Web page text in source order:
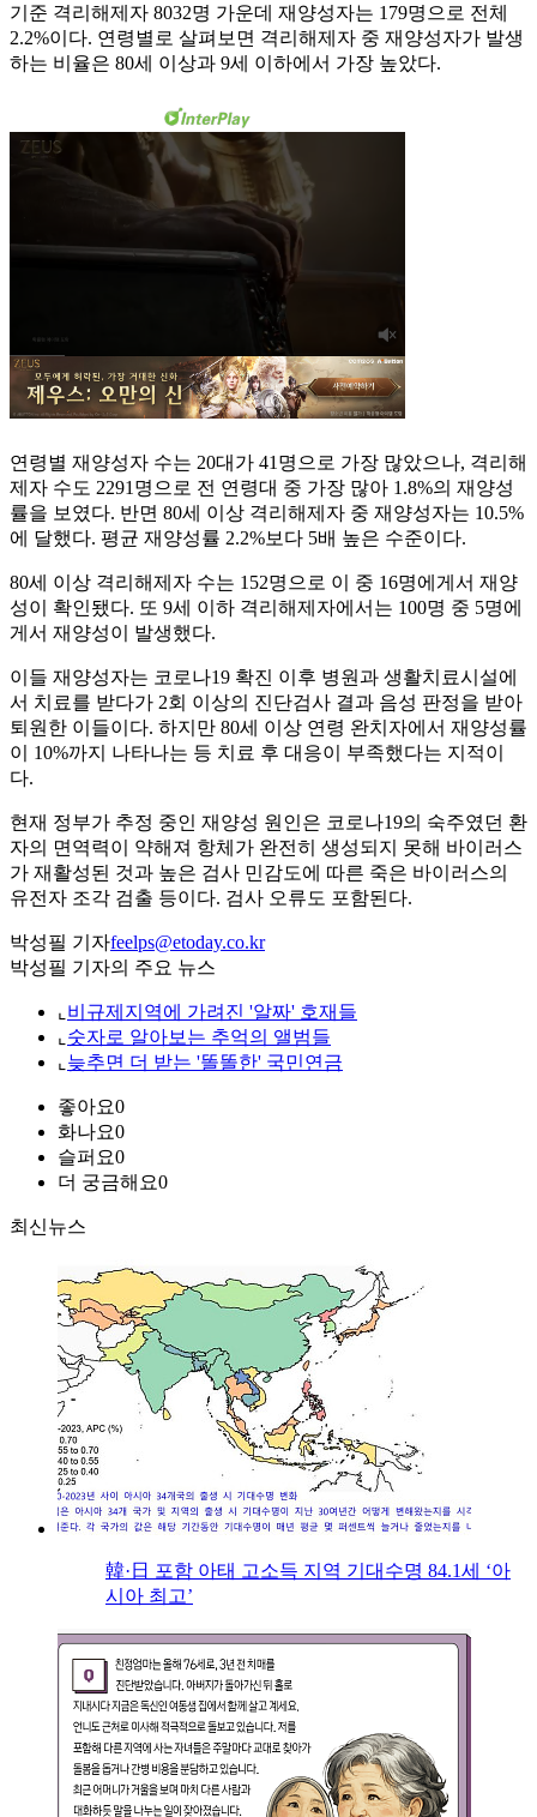
기준 격리해제자 8032명 가운데 재양성자는 179명으로 전체
2.2%이다. 연령별로 살펴보면 격리해제자 중 재양성자가 발생
하는 비율은 80세 이상과 9세 이하에서 가장 높았다.
연령별 재양성자 수는 20대가 41명으로 가장 많았으나, 격리해
제자 수도 2291명으로 전 연령대 중 가장 많아 1.8%의 재양성
률을 보였다. 반면 80세 이상 격리해제자 중 재양성자는 10.5%
에 달했다. 평균 재양성률 2.2%보다 5배 높은 수준이다.
80세 이상 격리해제자 수는 152명으로 이 중 16명에게서 재양
성이 확인됐다. 또 9세 이하 격리해제자에서는 100명 중 5명에
게서 재양성이 발생했다.
이들 재양성자는 코로나19 확진 이후 병원과 생활치료시설에
서 치료를 받다가 2회 이상의 진단검사 결과 음성 판정을 받아
퇴원한 이들이다. 하지만 80세 이상 연령 완치자에서 재양성률
이 10%까지 나타나는 등 치료 후 대응이 부족했다는 지적이
다.
현재 정부가 추정 중인 재양성 원인은 코로나19의 숙주였던 환
자의 면역력이 약해져 항체가 완전히 생성되지 못해 바이러스
가 재활성된 것과 높은 검사 민감도에 따른 죽은 바이러스의
유전자 조각 검출 등이다. 검사 오류도 포함된다.
박성필 기자feelps@etoday.co.kr
박성필 기자의 주요 뉴스
⌞ 비규제지역에 가려진 '알짜' 호재들
⌞ 숫자로 알아보는 추억의 앨범들
⌞ 늦추면 더 받는 '똘똘한' 국민연금
좋아요0
화나요0
슬퍼요0
더 궁금해요0
최신뉴스
韓·日 포함 아태 고소득 지역 기대수명 84.1세 ‘아
시아 최고’